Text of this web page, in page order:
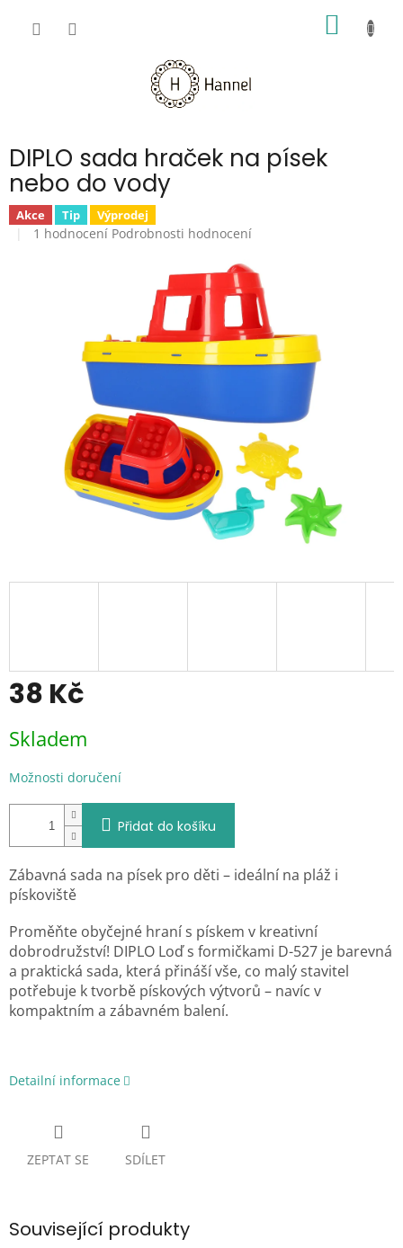
DIPLO sada hraček na písek
nebo do vody
Akce Tip Výprodej
Průměrné
hvězdiček.
1 hodnocení Podrobnosti hodnocení
38 Kč
cena:
Skladem
Možnosti doručení
Přidat do košíku
Zábavná sada na písek pro děti – ideální na pláž i
pískoviště
Proměňte obyčejné hraní s pískem v kreativní
dobrodružství! DIPLO Loď s formičkami D-527 je barevná
a praktická sada, která přináší vše, co malý stavitel
potřebuje k tvorbě pískových výtvorů – navíc v
kompaktním a zábavném balení.
Detailní informace
ZEPTAT SE SDÍLET
Související produkty